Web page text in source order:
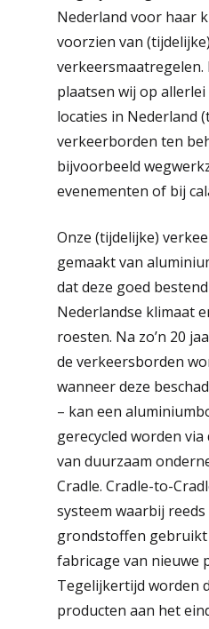
Nederland voor haar
voorzien van (tijdelijke)
verkeersmaatregelen.
plaatsen wij op
locaties in Nederland
verkeerborden ten
bijvoorbeeld
evenementen of bij
Onze (tijdelijke)
gemaakt van
dat deze goed
Nederlandse klimaat
roesten. Na zo’n 20
de verkeersborden
wanneer deze
– kan een
gerecycled worden
van duurzaam
Cradle. Cradle-to-
systeem waarbij reeds
grondstoffen
fabricage van nieuwe
Tegelijkertijd worden
producten aan het